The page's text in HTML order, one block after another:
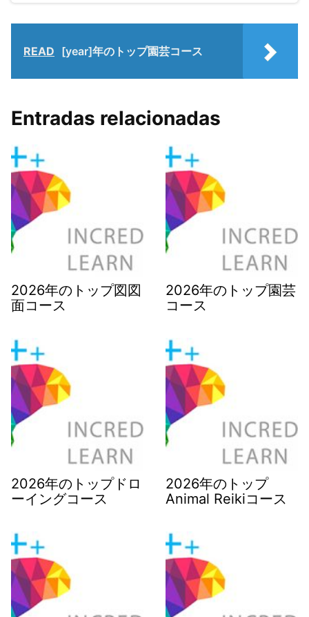
READ [year]年のトップ園芸コース
Entradas relacionadas
2026年のトップ図図
面コース
2026年のトップ園芸
コース
2026年のトップドロ
ーイングコース
2026年のトップ
Animal Reikiコース